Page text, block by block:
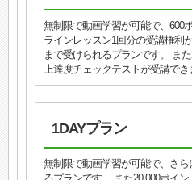
無制限で動画学習が可能で、600
ラインレッスン1回分の受講権利
まで受けられるプランです。 ま
上達度チェックテストが受講でき
1DAYプラン
無制限で動画学習が可能で、さ